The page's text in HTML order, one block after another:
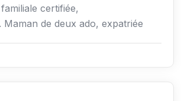
certifiée,
de deux ado, expatriée